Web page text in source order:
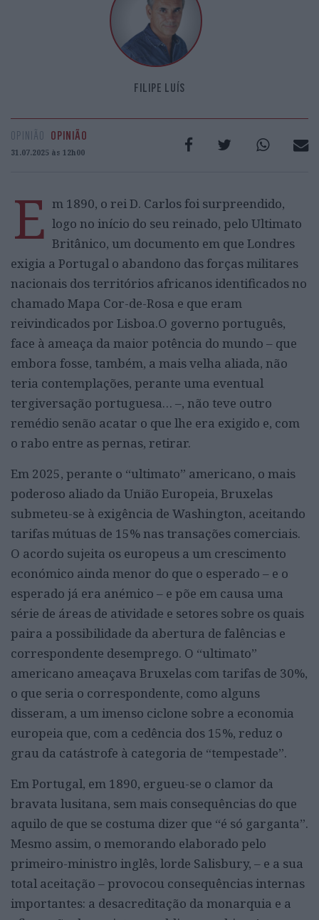
FILIPE LUÍS
OPINIÃO OPINIÃO
31.07.2025 às 12h00
E m 1890, o rei D. Carlos foi surpreendido,
logo no início do seu reinado, pelo Ultimato
Britânico, um documento em que Londres
exigia a Portugal o abandono das forças militares
nacionais dos territórios africanos identificados no
chamado Mapa Cor-de-Rosa e que eram
reivindicados por Lisboa.O governo português,
face à ameaça da maior potência do mundo – que
embora fosse, também, a mais velha aliada, não
teria contemplações, perante uma eventual
tergiversação portuguesa… –, não teve outro
remédio senão acatar o que lhe era exigido e, com
o rabo entre as pernas, retirar.
Em 2025, perante o “ultimato” americano, o mais
poderoso aliado da União Europeia, Bruxelas
submeteu-se à exigência de Washington, aceitando
tarifas mútuas de 15% nas transações comerciais.
O acordo sujeita os europeus a um crescimento
económico ainda menor do que o esperado – e o
esperado já era anémico – e põe em causa uma
série de áreas de atividade e setores sobre os quais
paira a possibilidade da abertura de falências e
correspondente desemprego. O “ultimato”
americano ameaçava Bruxelas com tarifas de 30%,
o que seria o correspondente, como alguns
disseram, a um imenso ciclone sobre a economia
europeia que, com a cedência dos 15%, reduz o
grau da catástrofe à categoria de “tempestade”.
Em Portugal, em 1890, ergueu-se o clamor da
bravata lusitana, sem mais consequências do que
aquilo de que se costuma dizer que “é só garganta”.
Mesmo assim, o memorando elaborado pelo
primeiro-ministro inglês, lorde Salisbury, – e a sua
total aceitação – provocou consequências internas
importantes: a desacreditação da monarquia e a